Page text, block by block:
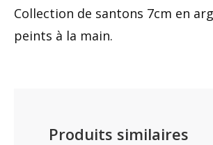
Collection de santons 7cm en
peints à la main.
Produits similaires